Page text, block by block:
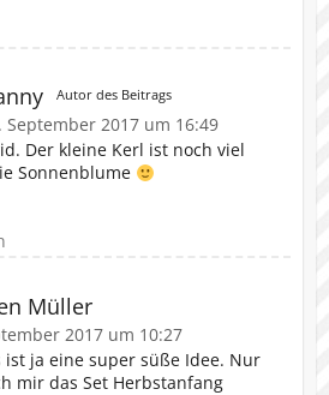
Autor des Beitrags
September 2017 um 16:49
Der kleine Kerl ist noch viel
Sonnenblume
Müller
2017 um 10:27
ist ja eine super süße Idee. Nur
mir das Set Herbstanfang